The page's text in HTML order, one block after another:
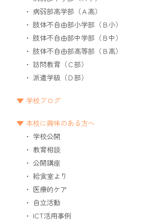
病弱部高学部（Ａ高）
肢体不自由部小学部（Ｂ小）
肢体不自由部中学部（Ｂ中）
肢体不自由部高等部（Ｂ高）
訪問教育（Ｃ部）
派遣学級（Ｄ部）
学校ブログ
本校に興味のある方へ
学校公開
教育相談
公開講座
給食室より
医療的ケア
自立活動
ICT活用事例